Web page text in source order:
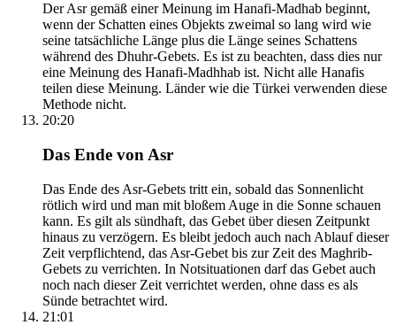
Der Asr gemäß einer Meinung im Hanafi-Madhab beginnt,
wenn der Schatten eines Objekts zweimal so lang wird wie
seine tatsächliche Länge plus die Länge seines Schattens
während des Dhuhr-Gebets. Es ist zu beachten, dass dies nur
eine Meinung des Hanafi-Madhhab ist. Nicht alle Hanafis
teilen diese Meinung. Länder wie die Türkei verwenden diese
Methode nicht.
20:20
Das Ende von Asr
Das Ende des Asr-Gebets tritt ein, sobald das Sonnenlicht
rötlich wird und man mit bloßem Auge in die Sonne schauen
kann. Es gilt als sündhaft, das Gebet über diesen Zeitpunkt
hinaus zu verzögern. Es bleibt jedoch auch nach Ablauf dieser
Zeit verpflichtend, das Asr-Gebet bis zur Zeit des Maghrib-
Gebets zu verrichten. In Notsituationen darf das Gebet auch
noch nach dieser Zeit verrichtet werden, ohne dass es als
Sünde betrachtet wird.
21:01